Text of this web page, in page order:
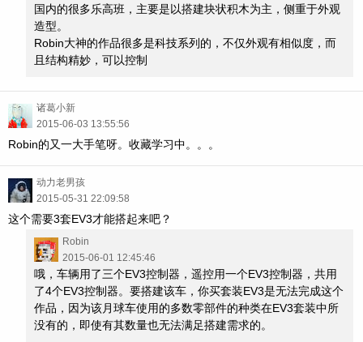
国内的很多乐高班，主要是以搭建块状积木为主，侧重于外观
造型。
Robin大神的作品很多是科技系列的，不仅外观有相似度，而
且结构精妙，可以控制
诸葛小新
2015-06-03 13:55:56
Robin的又一大手笔呀。收藏学习中。。。
动力老男孩
2015-05-31 22:09:58
这个需要3套EV3才能搭起来吧？
Robin
2015-06-01 12:45:46
哦，车辆用了三个EV3控制器，遥控用一个EV3控制器，共用
了4个EV3控制器。要搭建该车，你买套装EV3是无法完成这个
作品，因为该月球车使用的多数零部件的种类在EV3套装中所
没有的，即使有其数量也无法满足搭建需求的。